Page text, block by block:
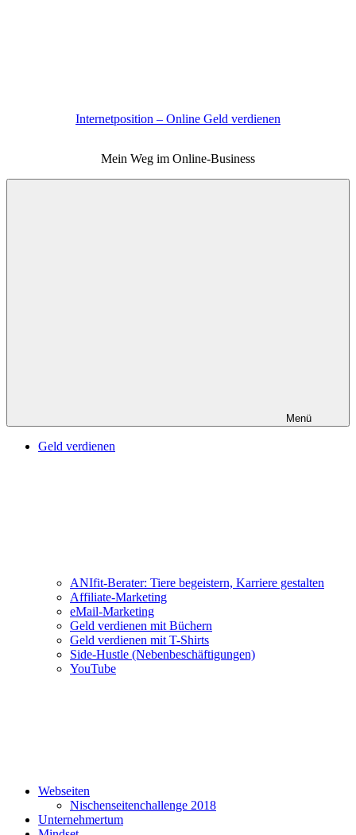
Internetposition – Online Geld verdienen
Mein Weg im Online-Business
Menü
Geld verdienen
ANIfit-Berater: Tiere begeistern, Karriere gestalten
Affiliate-Marketing
eMail-Marketing
Geld verdienen mit Büchern
Geld verdienen mit T-Shirts
Side-Hustle (Nebenbeschäftigungen)
YouTube
Webseiten
Nischenseitenchallenge 2018
Unternehmertum